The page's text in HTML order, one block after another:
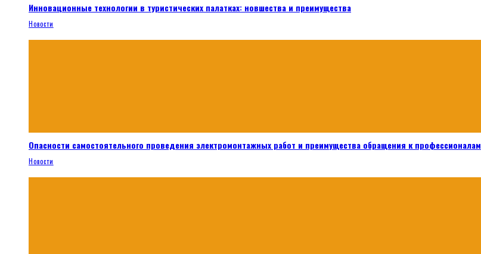
Инновационные технологии в туристических палатках: новшества и преимущества
Новости
Опасности самостоятельного проведения электромонтажных работ и преимущества обращения к профессионалам
Новости